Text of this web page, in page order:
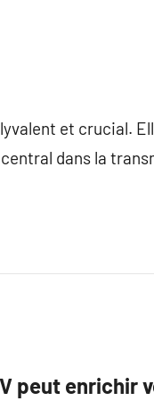
et crucial.
dans la
peut enrichir